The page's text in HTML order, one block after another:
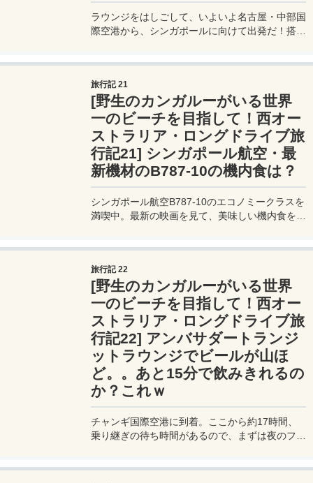
ラウンジをはしごして、いよいよ名古屋・中部国
際空港から、シンガポールに向けて出発だ！搭乗
は快適だなぁ♪
旅行記 21
[野生のカンガルーがいる世界
一のビーチを目指して！西オー
ストラリア・ロングドライブ旅
行記21] シンガポール航空・最
新機材のB787-10の機内食は？
シンガポール航空B787-10のエコノミークラスを
満喫中。最新の映画を見て、美味しい機内食をい
旅行記 22
[野生のカンガルーがいる世界
一のビーチを目指して！西オー
ストラリア・ロングドライブ旅
行記22] アンバサダートランジ
ットラウンジでビールが山ほ
ど。。あと15分で飲みきれるの
か？これｗ
チャンギ国際空港に到着。ここから約17時間、
乗り継ぎの待ち時間があるので、まずは夜のフリ